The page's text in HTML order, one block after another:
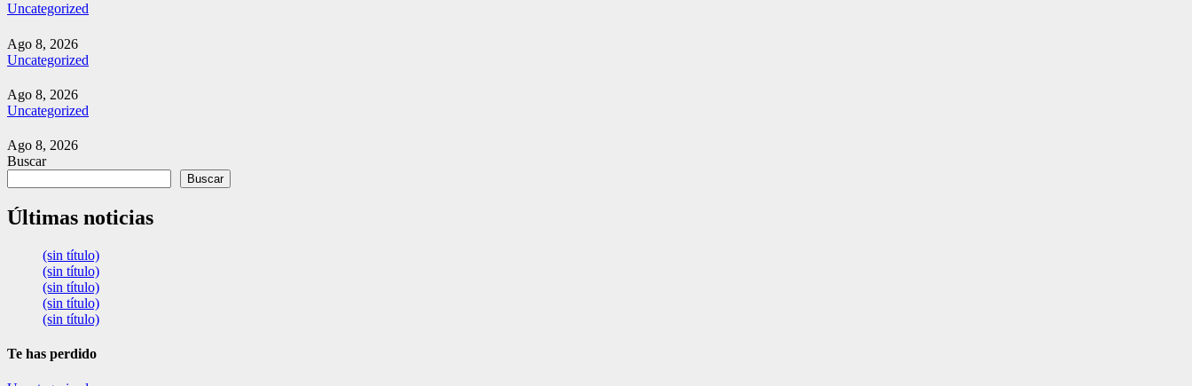
Uncategorized
Ago 8, 2026
Uncategorized
Ago 8, 2026
Uncategorized
Ago 8, 2026
Buscar
Buscar
Últimas noticias
(sin título)
(sin título)
(sin título)
(sin título)
(sin título)
Te has perdido